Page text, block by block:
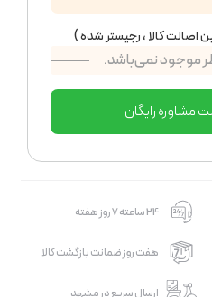
موجود نمی‌باشد.
مشاوره رایگان
24 ساعته 7 روز هفته
هفت روز ضمانت بازگشت کالا
ارسال سریع در مشهد